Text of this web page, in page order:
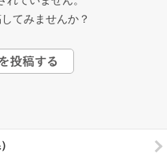
てみませんか？